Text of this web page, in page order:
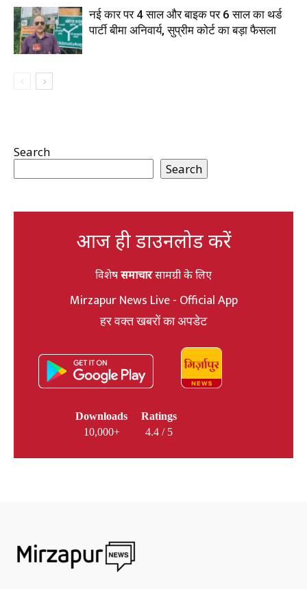
नई कार पर 4 साल और बाइक पर 6 साल का थर्ड
पार्टी बीमा अनिवार्य, सुप्रीम कोर्ट का बड़ा फैसला
Search
Search
आज ही डाउनलोड करें
विशेषसमाचारसामग्री के लिए
Mirzapur News Live - Official App
हर वक्त खबरों का अपडेट
Downloads
10,000+
Ratings
4.4 / 5